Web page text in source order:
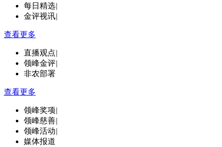
每日精选|
金评视讯|
查看更多
直播观点|
领峰金评|
非农部署
查看更多
领峰奖项|
领峰慈善|
领峰活动|
媒体报道